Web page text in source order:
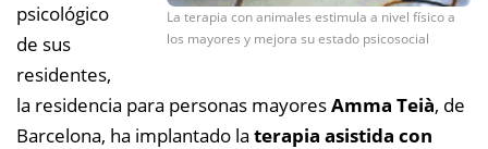
La terapia con animales estimula a nivel físico a
los mayores y mejora su estado psicosocial
psicológico
de sus
residentes,
la residencia para personas mayoresAmma Teià, de
Barcelona, ha implantado la terapia asistida con